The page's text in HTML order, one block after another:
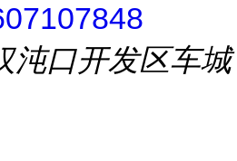
沌口开发区车城